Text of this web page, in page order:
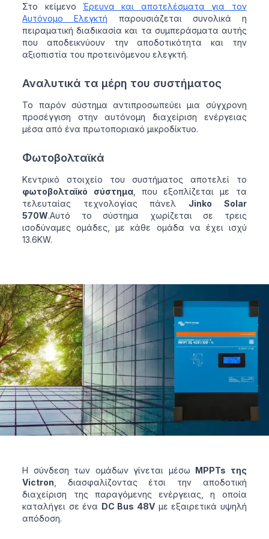
Στο κείμενοΈρευνα και αποτελέσματα για τον
Αυτόνομο Ελεγκτή παρουσιάζεται συνολικά η
πειραματική διαδικασία και τα συμπεράσματα αυτής
που αποδεικνύουν την αποδοτικότητα και την
αξιοπιστία του προτεινόμενου ελεγκτή.
Αναλυτικά τα μέρη του συστήματος
Το παρόν σύστημα αντιπροσωπεύει μια σύγχρονη
προσέγγιση στην αυτόνομη διαχείριση ενέργειας
μέσα από ένα πρωτοποριακό μικροδίκτυο.
Φωτοβολταϊκά
Κεντρικό στοιχείο του συστήματος αποτελεί το
φωτοβολταϊκό σύστημα, που εξοπλίζεται με τα
τελευταίας τεχνολογίας πάνελ Jinko Solar
570W.Αυτό το σύστημα χωρίζεται σε τρεις
ισοδύναμες ομάδες, με κάθε ομάδα να έχει ισχύ
13.6KW.
Η σύνδεση των ομάδων γίνεται μέσω MPPTs της
Victron , διασφαλίζοντας έτσι την αποδοτική
διαχείριση της παραγόμενης ενέργειας, η οποία
καταλήγει σε ένα DC Bus 48V με εξαιρετικά υψηλή
απόδοση.